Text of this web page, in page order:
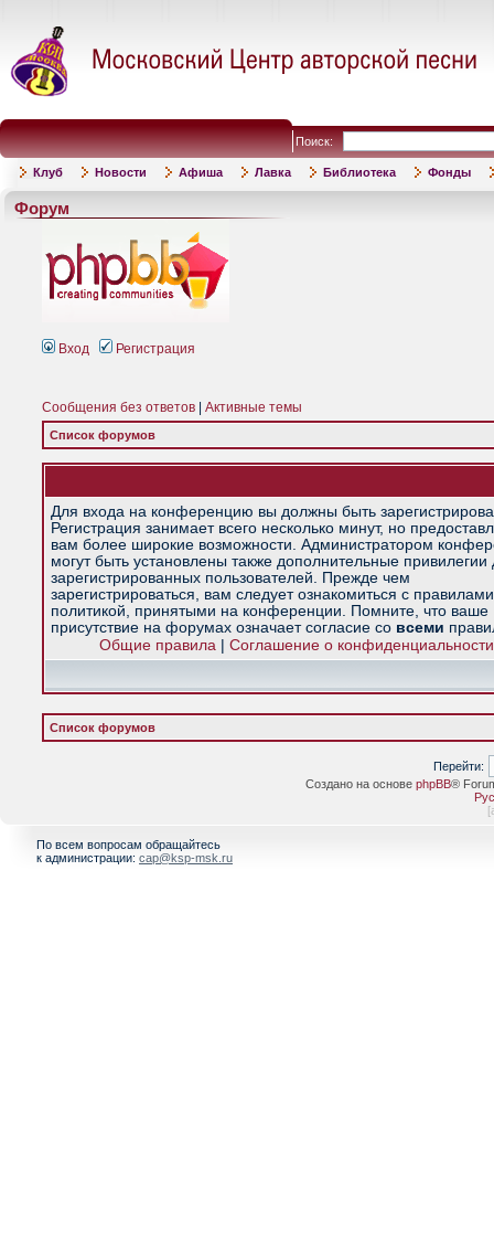
Поиск:
Клуб Новости Афиша Лавка Библиотека Фонды
Форум
Вход Регистрация
Сообщения без ответов Активные темы
Список форумов
Для входа на конференцию вы должны быть
Регистрация занимает всего несколько минут, но
вам более широкие возможности. Администратором
могут быть установлены также дополнительные привилегии
зарегистрированных пользователей. Прежде чем
зарегистрироваться, вам следует ознакомиться с
политикой, принятыми на конференции. Помните, что ваше
присутствие на форумах означает согласие со всеми
Общие правила| Соглашение о конфиденциальности
Список форумов
Перейти:
Создано на основе phpBB®
[
По всем вопросам обращайтесь
к администрации: cap@ksp-msk.ru